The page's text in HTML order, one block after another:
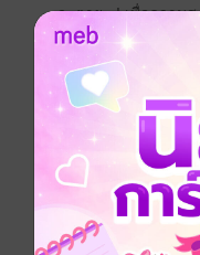
จะตาย...! เพื่อความ
ทำบางอย่าง...
นอกจากนี้ยังมีอีเวน
เป็นเบี้ยล่างของตัวป
มาเดอลีนตัดสินใจป
ทางรับมืออย่างลับๆ ท
แม้อีเวนต์อันตรายต่
‘นางเอก’
ทว่ามาเดอลีนก็มุ่งมั่